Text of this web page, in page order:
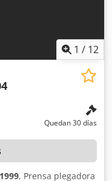
1 / 12
Quedan 30 días
1999, Prensa plegadora